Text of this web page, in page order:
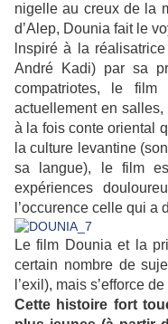
nigelle au creux de la
d’Alep, Dounia fait le
lnspiré à la
André Kadi) par sa
compatriotes, le film
actuellement en salles,
à la fois conte oriental
la culture levantine
sa langue), le film
expériences
l’occurence celle qui a
Le film Dounia et la
certain nombre de
l’exil), mais s’efforce
Cette histoire fort